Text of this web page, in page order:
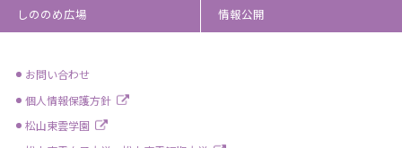
しののめ広場 情報公開
お問い合わせ
個人情報保護方針
松山東雲学園